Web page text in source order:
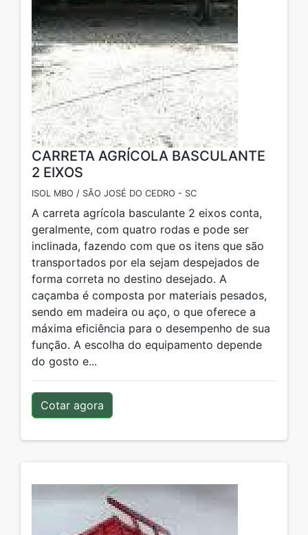
CARRETA AGRÍCOLA BASCULANTE
2 EIXOS
ISOL MBO / SÃO JOSÉ DO CEDRO - SC
A carreta agrícola basculante 2 eixos conta,
geralmente, com quatro rodas e pode ser
inclinada, fazendo com que os itens que são
transportados por ela sejam despejados de
forma correta no destino desejado. A
caçamba é composta por materiais pesados,
sendo em madeira ou aço, o que oferece a
máxima eficiência para o desempenho de sua
função. A escolha do equipamento depende
do gosto e...
Cotar agora